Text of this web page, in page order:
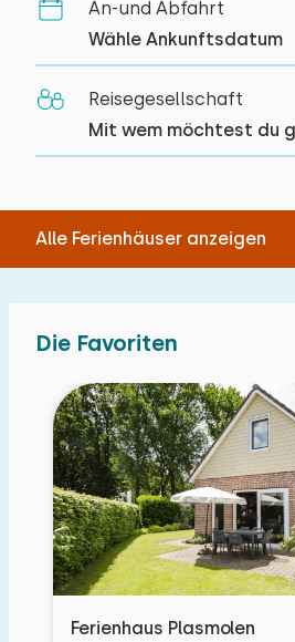
An-und Abfahrt
Wähle Ankunftsdatum
Reisegesellschaft
Mit wem möchtest du
Alle Ferienhäuser anzeigen
Die Favoriten
Ferienhaus Plasmolen